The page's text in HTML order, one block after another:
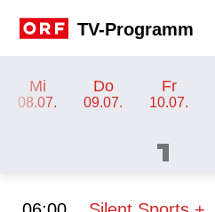
TV-Programm
Mi
08.07.
Do
09.07.
Fr
10.07.